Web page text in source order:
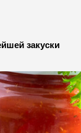
закуски